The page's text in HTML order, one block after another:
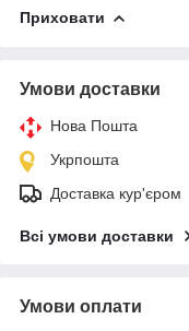
Приховати
Умови доставки
Нова Пошта
Укрпошта
Доставка кур'єром
Всі умови доставки
Умови оплати